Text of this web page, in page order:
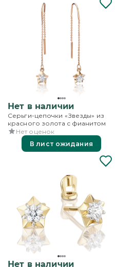
Нет в наличии
Серьги-цепочки «Звезды» из
красного золота с фианитом
Нет оценок
В лист ожидания
Нет в наличии